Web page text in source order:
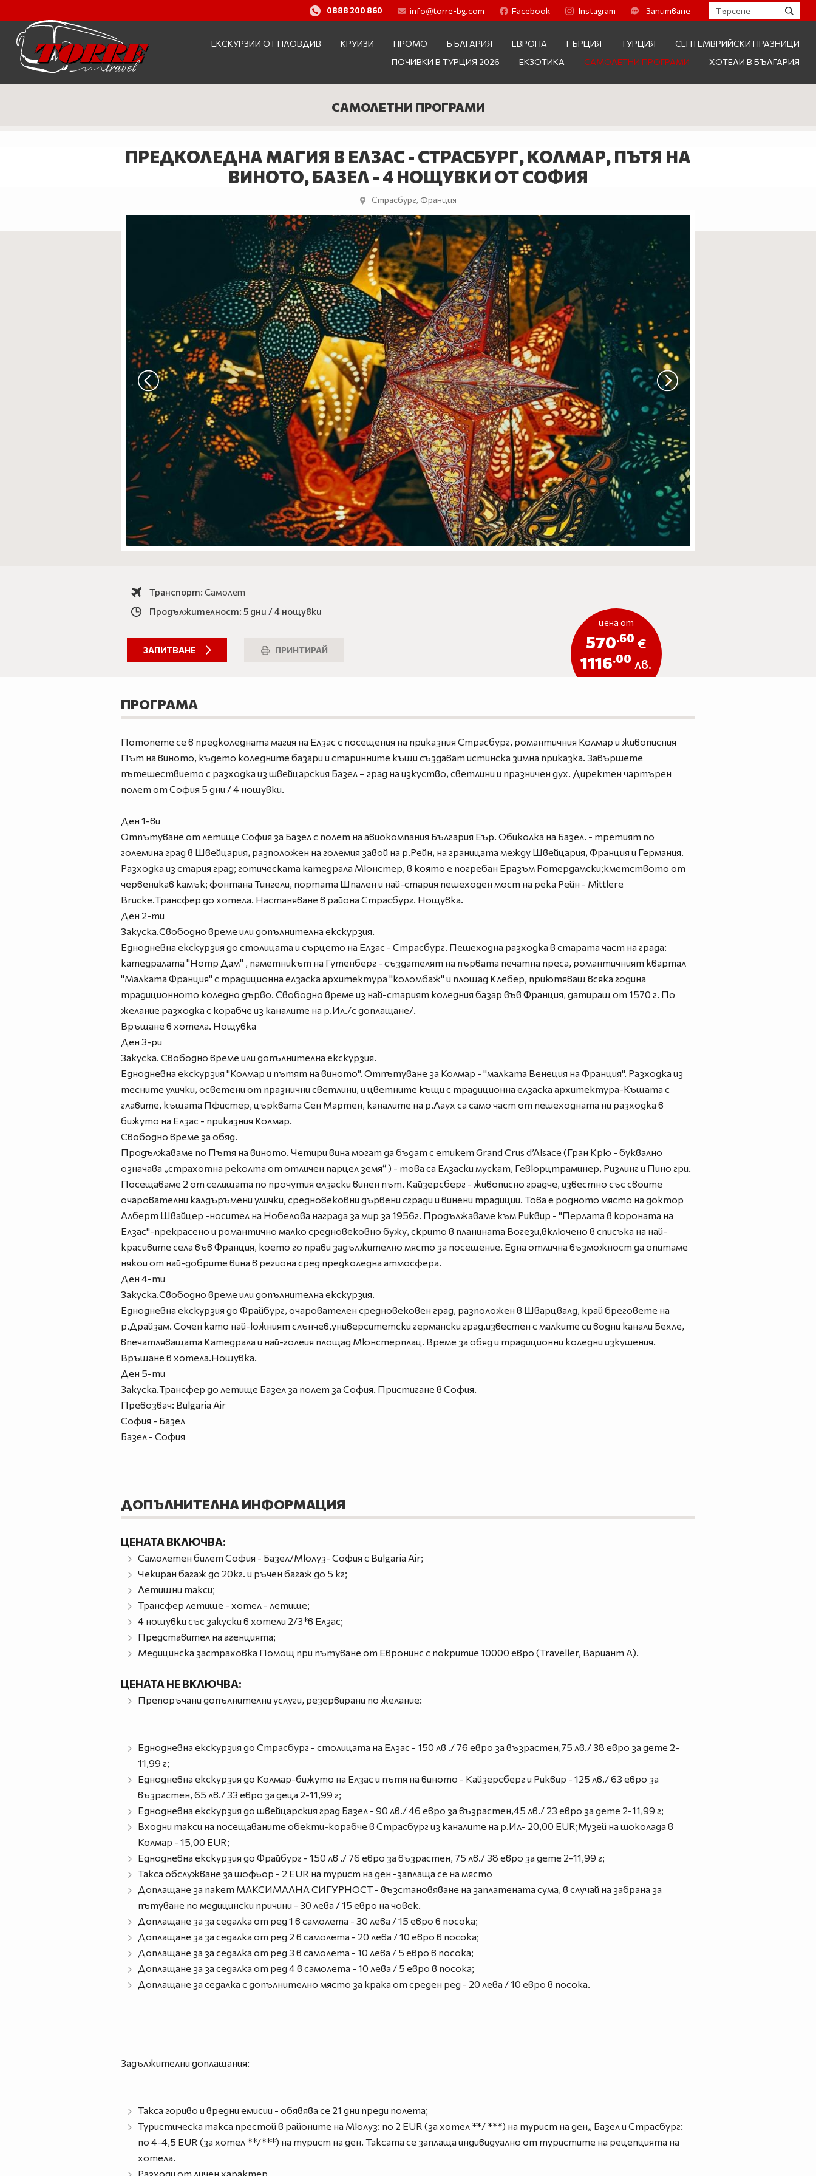
0888 200 860 info@torre-bg.com Facebook Instagram Запитване
ЕКСКУРЗИИ ОТ ПЛОВДИВ КРУИЗИ ПРОМО БЪЛГАРИЯ ЕВРОПА ГЪРЦИЯ ТУРЦИЯ
СЕПТЕМВРИЙСКИ ПРАЗНИЦИ
ПОЧИВКИ В ТУРЦИЯ 2026
ЕКЗОТИКА САМОЛЕТНИ ПРОГРАМИ ХОТЕЛИ В БЪЛГАРИЯ
САМОЛЕТНИ ПРОГРАМИ
ПРЕДКОЛЕДНА МАГИЯ В ЕЛЗАС - СТРАСБУРГ, КОЛМАР, ПЪТЯ НА
ВИНОТО, БАЗЕЛ - 4 НОЩУВКИ ОТ СОФИЯ
Страсбург, Франция
Транспорт: Самолет
Продължителност: 5 дни / 4 нощувки
ЗАПИТВАНЕ ПРИНТИРАЙ
цена от
570.60 €
1116.00 лв.
ПРОГРАМА
Потопете се в предколедната магия на Елзас с посещения на приказния Страсбург, романтичния Колмар и живописния
Път на виното, където коледните базари и старинните къщи създават истинска зимна приказка. Завършете
пътешествието с разходка из швейцарския Базел – град на изкуство, светлини и празничен дух. Директен чартърен
полет от София 5 дни / 4 нощувки.
Ден 1-ви
Отпътуване от летище София за Базел с полет на авиокомпания България Еър. Обиколка на Базел. - третият по
големина град в Швейцария, разположен на големия завой на р.Рейн, на границата между Швейцария, Франция и Германия.
Разходка из стария град; готическата катедрала Мюнстер, в която е погребан Еразъм Ротердамски;кметството от
червеникав камък; фонтана Тингели, портата Шпален и най-стария пешеходен мост на река Рейн - Mittlere
Brucke.Трансфер до хотела. Настаняване в района Страсбург. Нощувка.
Ден 2-ти
Закуска.Свободно време или допълнителна екскурзия.
Еднодневна екскурзия до столицата и сърцето на Елзас - Страсбург. Пешеходна разходка в старата част на града:
катедралата "Нотр Дам" , паметникът на Гутенберг - създателят на първата печатна преса, романтичният квартал
"Малката Франция" с традиционна елзаска архитектура "коломбаж" и площад Клебер, приютяващ всяка година
традиционното коледно дърво. Свободно време из най-старият коледния базар във Франция, датиращ от 1570 г. По
желание разходка с корабче из каналите на р.Ил./с доплащане/.
Връщане в хотела. Нощувка
Ден 3-ри
Закуска. Свободно време или допълнителна екскурзия.
Еднодневна екскурзия "Колмар и пътят на виното". Отпътуване за Колмар - "малката Венеция на Франция". Разходка из
тесните улички, осветени от празнични светлини, и цветните къщи с традиционна елзаска архитектура-Къщата с
главите, къщата Пфистер, църквата Сен Мартен, каналите на р.Лаух са само част от пешеходната ни разходка в
бижуто на Елзас - приказния Колмар.
Свободно време за обяд.
Продължаваме по Пътя на виното. Четири вина могат да бъдат с етикет Grand Crus d’Alsace (Гран Крю - буквално
означава „страхотна реколта от отличен парцел земя“ ) - това са Елзаски мускат, Гевюрцтраминер, Ризлинг и Пино гри.
Посещаваме 2 от селищата по прочутия елзаски винен път. Кайзерсберг - живописно градче, известно със своите
очарователни калдъръмени улички, средновековни дървени сгради и винени традиции. Това е родното място на доктор
Алберт Швайцер -носител на Нобелова награда за мир за 1956г. Продължаваме към Риквир - "Перлата в короната на
Елзас"-прекрасено и романтично малко средновековно бужу, скрито в планината Вогези,включено в списъка на най-
красивите села във Франция, което го прави задължително място за посещение. Една отлична възможност да опитаме
някои от най-добрите вина в региона сред предколедна атмосфера.
Ден 4-ти
Закуска.Свободно време или допълнителна екскурзия.
Eднодневна екскурзия до Фрайбург, очарователен средновековен град, разположен в Шварцвалд, край бреговете на
р.Драйзам. Сочен като най-южният слънчев,университетски германски град,известен с малките си водни канали Бехле,
впечатляващата Катедрала и най-голеия площад Мюнстерплац. Време за обяд и традиционни коледни изкушения.
Връщане в хотела.Нощувка.
Ден 5-ти
Закуска.Трансфер до летище Базел за полет за София. Пристигане в София.
Превозвач: Bulgaria Air
София - Базел
Базел - София
ДОПЪЛНИТЕЛНА ИНФОРМАЦИЯ
ЦЕНАТА ВКЛЮЧВА:
Самолетен билет София - Базел/Мюлуз- София с Bulgaria Air;
Чекиран багаж до 20кг. и ръчен багаж до 5 кг;
Летищни такси;
Трансфер летище - хотел - летище;
4 нощувки със закуски в хотели 2/3*в Елзас;
Представител на агенцията;
Медицинска застраховка Помощ при пътуване от Евронинс с покритие 10000 евро (Traveller, Вариант А).
ЦЕНАТА НЕ ВКЛЮЧВА:
Препоръчани допълнителни услуги, резервирани по желание:
Еднодневна екскурзия до Страсбург - столицата на Елзас - 150 лв ./ 76 евро за възрастен,75 лв./ 38 евро за дете 2-
11,99 г;
Еднодневна екскурзия до Колмар-бижуто на Елзас и пътя на виното - Кайзерсберг и Риквир - 125 лв./ 63 евро за
възрастен, 65 лв./ 33 евро за деца 2-11,99 г;
Еднодневна екскурзия до швейцарския град Базел - 90 лв./ 46 евро за възрастен,45 лв./ 23 евро за дете 2-11,99 г;
Входни такси на посещаваните обекти-корабче в Страсбург из каналите на р.Ил- 20,00 EUR;Музей на шоколада в
Колмар - 15,00 EUR;
Еднодневна екскурзия до Фрайбург - 150 лв ./ 76 евро за възрастен, 75 лв./ 38 евро за дете 2-11,99 г;
Такса обслужване за шофьор - 2 EUR на турист на ден -заплаща се на място
Доплащане за пакет МАКСИМАЛНА СИГУРНОСТ - възстановяване на заплатената сума, в случай на забрана за
пътуване по медицински причини - 30 лева / 15 евро на човек.
Доплащане за за седалка от ред 1 в самолета - 30 лева / 15 евро в посока;
Доплащане за за седалка от ред 2 в самолета - 20 лева / 10 евро в посока;
Доплащане за за седалка от ред 3 в самолета - 10 лева / 5 евро в посока;
Доплащане за за седалка от ред 4 в самолета - 10 лева / 5 евро в посока;
Доплащане за седалка с допълнително място за крака от среден ред - 20 лева / 10 евро в посока.
Задължителни доплащания:
Такса гориво и вредни емисии - обявява се 21 дни преди полета;
Туристическа такса престой в районите на Мюлуз: по 2 EUR (за хотел **/ ***) на турист на ден„ Базел и Страсбург:
по 4-4,5 EUR (за хотел **/***) на турист на ден. Таксата се заплаща индивидуално от туристите на рецепцията на
хотела.
Разходи от личен характер.